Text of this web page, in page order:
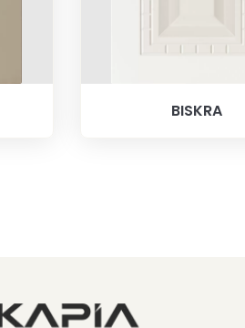
BISKRA